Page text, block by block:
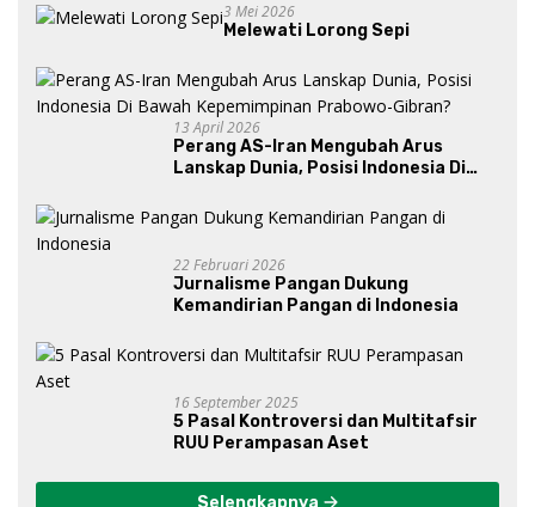
3 Mei 2026
Melewati Lorong Sepi
13 April 2026
Perang AS-Iran Mengubah Arus
Lanskap Dunia, Posisi Indonesia Di
Gibran?
22 Februari 2026
Jurnalisme Pangan Dukung
Kemandirian Pangan di Indonesia
16 September 2025
5 Pasal Kontroversi dan Multitafsir
RUU Perampasan Aset